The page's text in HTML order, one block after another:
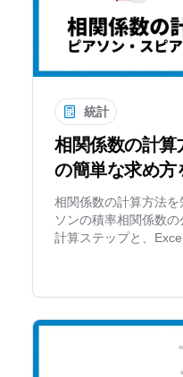
統計
相関係数の計算
の簡単な求め方
相関係数の計算方法
ソンの積率相関係数
計算ステップと、